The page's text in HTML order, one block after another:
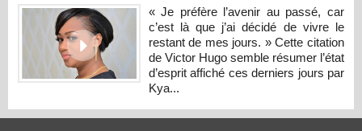
« Je préfère l’avenir au passé, car
c’est là que j’ai décidé de vivre le
restant de mes jours. » Cette citation
de Victor Hugo semble résumer l’état
d’esprit affiché ces derniers jours par
Kya...